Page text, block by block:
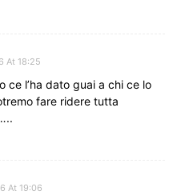
At 18:25
ce l’ha dato guai a chi ce lo
fare ridere tutta
At 19:06